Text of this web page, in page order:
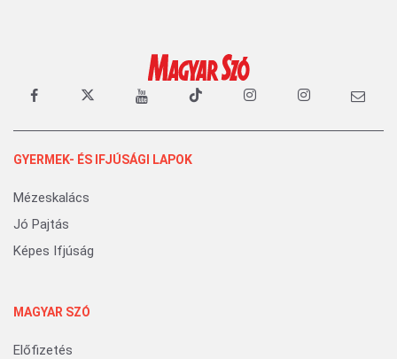
GYERMEK- ÉS IFJÚSÁGI LAPOK
Mézeskalács
Jó Pajtás
Képes Ifjúság
MAGYAR SZÓ
Előfizetés